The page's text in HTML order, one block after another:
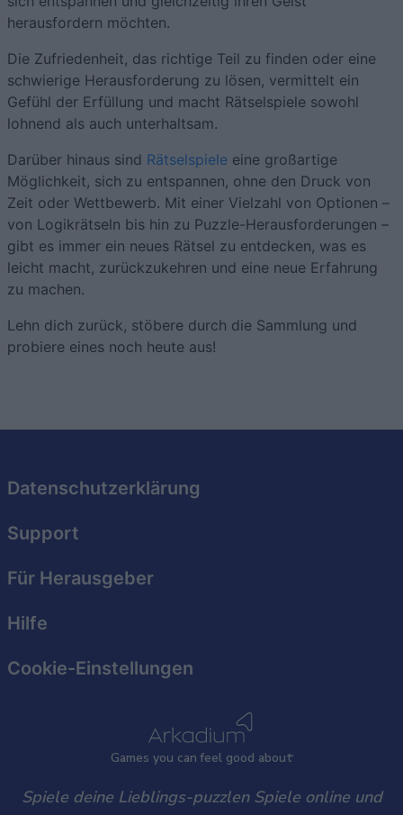
herausfordern möchten.
Die Zufriedenheit, das richtige Teil zu finden oder eine
schwierige Herausforderung zu lösen, vermittelt ein
Gefühl der Erfüllung und macht Rätselspiele sowohl
lohnend als auch unterhaltsam.
Darüber hinaus sind Rätselspiele eine großartige
Möglichkeit, sich zu entspannen, ohne den Druck von
Zeit oder Wettbewerb. Mit einer Vielzahl von Optionen –
von Logikrätseln bis hin zu Puzzle-Herausforderungen –
gibt es immer ein neues Rätsel zu entdecken, was es
leicht macht, zurückzukehren und eine neue Erfahrung
zu machen.
Lehn dich zurück, stöbere durch die Sammlung und
probiere eines noch heute aus!
Games you can feel good about
Datenschutzerklärung
Support
Für Herausgeber
Hilfe
Cookie-Einstellungen
Spiele deine Lieblings-puzzlen Spiele online und